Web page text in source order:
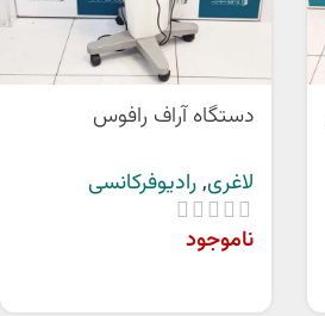
دستگاه آراف رافوس
لاغری,رادیوفرکانسی
ناموجود